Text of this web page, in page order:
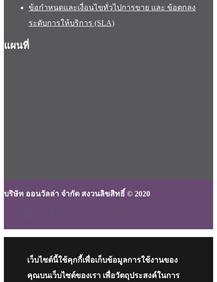
ข้อกำหนดและเงื่อนไขทั่วไปการขาย และ ข้อตกลง
ระดับการให้บริการ (SLA)
แผนที่
บริษัท ออนวัลล่า จำกัด สงวนลิขสิทธิ์ © 2020
เว็บไซต์นี้ใช้คุกกี้เพื่อเก็บข้อมูลการใช้งานของ
คุณบนเว็บไซต์ของเรา เพื่อวัตถุประสงค์ในการ